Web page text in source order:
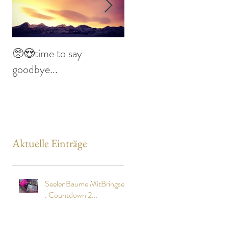
🥺😍time to say
goodbye...
Aktuelle Einträge
SeelenBaumelMitBringsel..
. Countdown 2...